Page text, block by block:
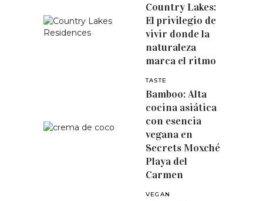
Country Lakes:
El privilegio de
vivir donde la
naturaleza
marca el ritmo
TASTE
Bamboo: Alta
cocina asiática
con esencia
vegana en
Secrets Moxché
Playa del
Carmen
VEGAN